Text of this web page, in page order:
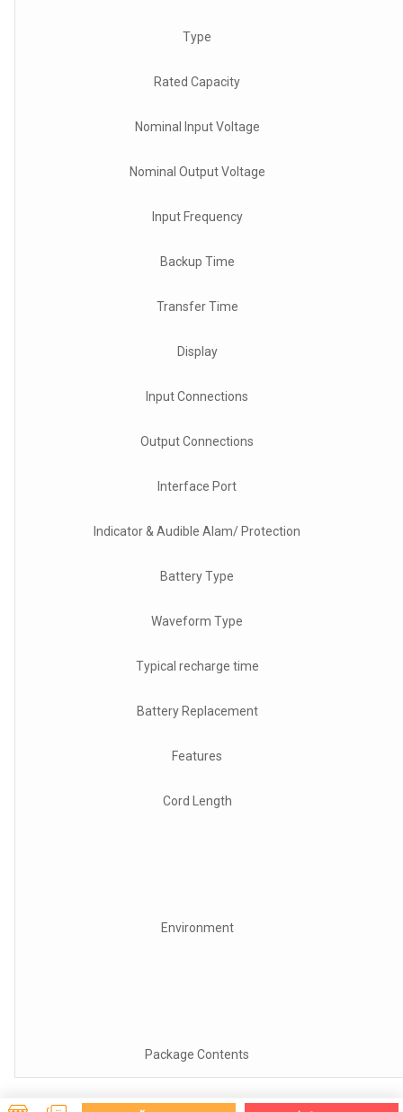
Type
Rated Capacity
Nominal Input Voltage
Nominal Output Voltage
Input Frequency
Backup Time
Transfer Time
Display
Input Connections
Output Connections
Interface Port
Indicator & Audible Alam/ Protection
Battery Type
Waveform Type
Typical recharge time
Battery Replacement
Features
Cord Length
Environment
Package Contents